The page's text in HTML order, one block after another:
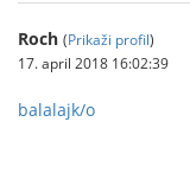
Roch (Prikaži profil)
17. april 2018 16:02:39
balalajk/o